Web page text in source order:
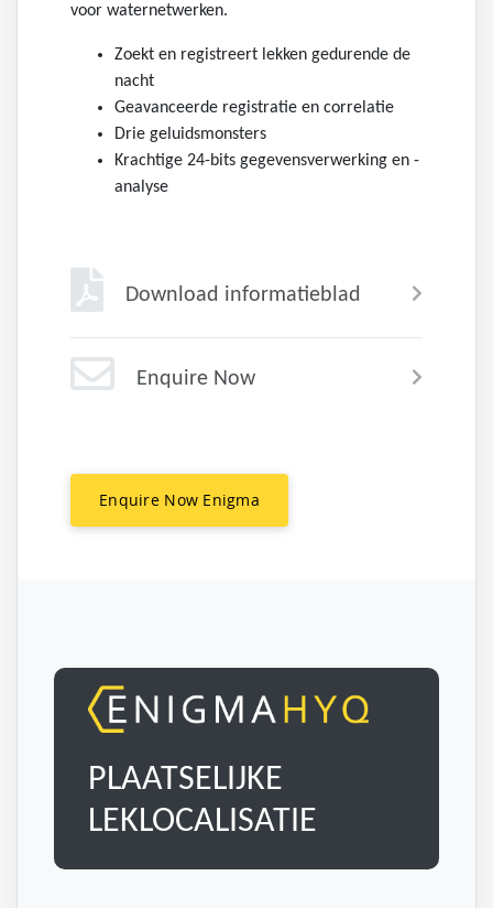
voor waternetwerken.
Zoekt en registreert lekken gedurende de
nacht
Geavanceerde registratie en correlatie
Drie geluidsmonsters
Krachtige 24-bits gegevensverwerking en -
analyse
Download informatieblad
Enquire Now
Enquire Now Enigma
PLAATSELIJKE
LEKLOCALISATIE